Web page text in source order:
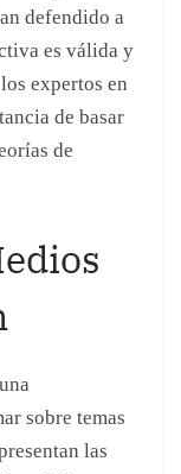
sobre temas
las
ayuda. Es
precisa
el